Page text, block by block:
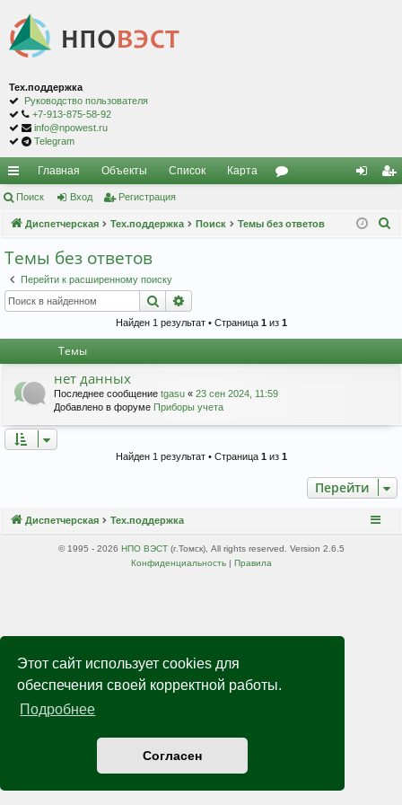
Этот сайт использует cookies для
обеспечения своей корректной работы.
Подробнее
Согласен
Тех.поддержка
Руководство пользователя
+7-913-875-58-92
info@npowest.ru
Telegram
с
ы
лк
и
Главная Объекты Список Карта
ум д ис
Поиск Вход Регистрация
Диспетчерская Тех.поддержка Поиск Темы без ответов
Темы без ответов
Перейти к расширенному поиску
Поиск
Найден 1 результат • Страница 1из 1
Темы
нет данных
Последнее сообщение tgasu « 23 сен 2024, 11:59
Добавлено в форуме Приборы учета
Найден 1 результат • Страница 1из 1
Перейти
Диспетчерская Тех.поддержка
© 1995 - 2026 НПО ВЭСТ(г.Томск), All rights reserved. Version 2.6.5
Конфиденциальность| Правила